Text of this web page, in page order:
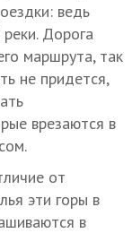
ведь
Дорога
маршрута, так
не придется,
врезаются в
от
эти горы в
в